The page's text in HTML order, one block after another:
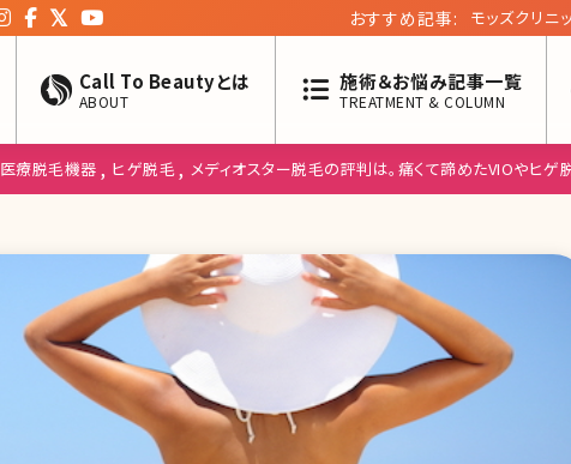
おすすめ記事:
モッズクリニ
Call To Beautyとは
ABOUT
施術＆お悩み記事一覧
TREATMENT & COLUMN
医療脱毛機器 , ヒゲ脱毛, メディオスター脱毛の評判は。痛くて諦めたVIOやヒゲ